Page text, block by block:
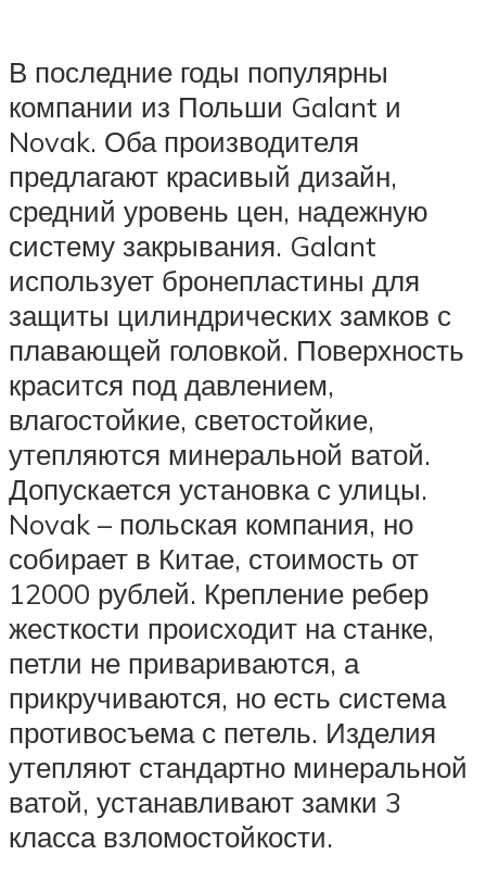
В последние годы популярны
компании из Польши Galant и
Novak. Оба производителя
предлагают красивый дизайн,
средний уровень цен, надежную
систему закрывания. Galant
использует бронепластины для
защиты цилиндрических замков с
плавающей головкой. Поверхность
красится под давлением,
влагостойкие, светостойкие,
утепляются минеральной ватой.
Допускается установка с улицы.
Novak – польская компания, но
собирает в Китае, стоимость от
12000 рублей. Крепление ребер
жесткости происходит на станке,
петли не привариваются, а
прикручиваются, но есть система
противосъема с петель. Изделия
утепляют стандартно минеральной
ватой, устанавливают замки 3
класса взломостойкости.